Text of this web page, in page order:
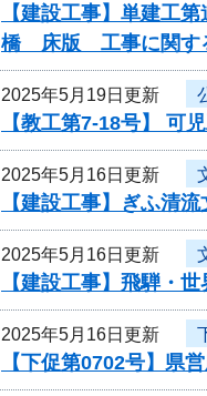
【建設工事】単建工
橋 床版 工事に関す
2025年5月19日更新
【教工第7-18号】 可
2025年5月16日更新
【建設工事】ぎふ清
2025年5月16日更新
【建設工事】飛騨・
2025年5月16日更新
【下促第0702号】